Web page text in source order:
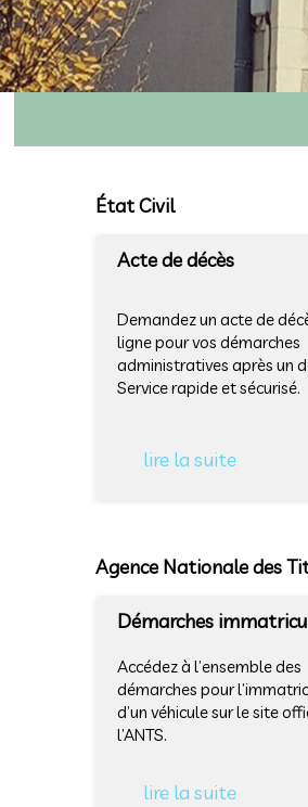
État Civil
Acte de décès
Demandez un acte de
ligne pour vos démarches
administratives après un
Service rapide et sécurisé.
lire la suite
Agence Nationale des
Démarches
Accédez à l’ensemble des
démarches pour
d’un véhicule sur le site
l’ANTS.
lire la suite